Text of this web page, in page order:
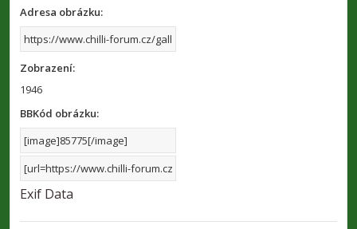
Adresa obrázku:
Zobrazení:
1946
BBKód obrázku:
Exif Data